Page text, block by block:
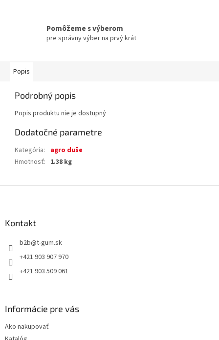
Pomôžeme s výberom
pre správny výber na prvý krát
Popis
Podrobný popis
Popis produktu nie je dostupný
Dodatočné parametre
Kategória:
agro duše
Hmotnosť: 1.38 kg
Kontakt
b2b@t-gum.sk
+421 903 907 970
+421 903 509 061
Informácie pre vás
Ako nakupovať